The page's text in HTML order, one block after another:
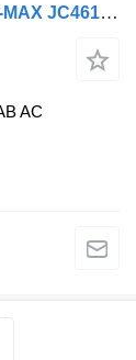
Elementi di fissaggio CENTER GRİLLE F-MAX JC4617A780AB JC46 per trattore stradale Ford F-MAX
AC